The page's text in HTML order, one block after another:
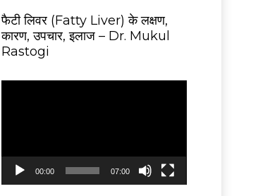
फैटी लिवर (Fatty Liver) के लक्षण,
कारण, उपचार, इलाज – Dr. Mukul
Rastogi
00:00 07:00